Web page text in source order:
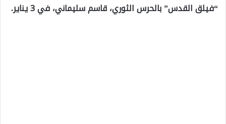
“فيلق القدس” بالحرس الثوري، قاسم سليماني، في 3 يناير.